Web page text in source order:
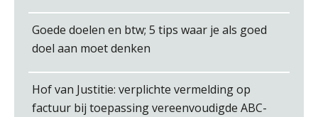
Ludo Mennes
Goede doelen en btw; 5 tips waar je als goed
doel aan moet denken
Hof van Justitie: verplichte vermelding op
factuur bij toepassing vereenvoudigde ABC-